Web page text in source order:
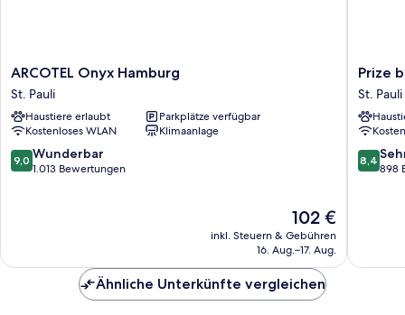
ARCOTEL
Onyx
Hamburg
St.
Pauli
ARCOTEL Onyx Hamburg
St. Pauli
Haustiere erlaubt
Parkplätze verfügbar
Kostenloses WLAN
Klimaanlage
9.0
von
9,0 Wunderbar
1.013 Bewertungen
Der
Preis
beträgt
102 €
inkl. Steuern & Gebühren
16. Aug.–17. Aug.
Prize
by
St.
Pauli
St.
Prize
St. Pauli
8.4
von
8,4
898
Ähnliche Unterkünfte vergleichen